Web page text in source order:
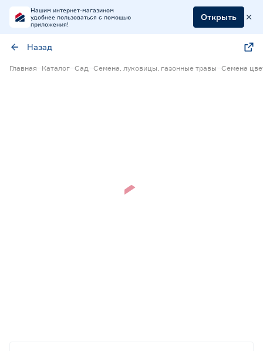
Нашим интернет-магазином
удобнее пользоваться с помощью
приложения!
Открыть
Назад
Главная Каталог Сад Семена, луковицы, газонные травы Семена